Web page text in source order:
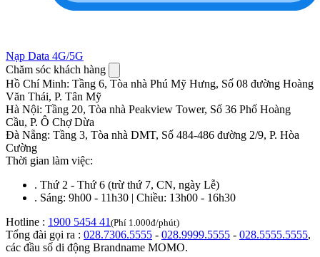
Nạp Data 4G/5G
Chăm sóc khách hàng
Hồ Chí Minh: Tầng 6, Tòa nhà Phú Mỹ Hưng, Số 08 đường Hoàng
Văn Thái, P. Tân Mỹ
Hà Nội: Tầng 20, Tòa nhà Peakview Tower, Số 36 Phố Hoàng
Cầu, P. Ô Chợ Dừa
Đà Nẵng: Tầng 3, Tòa nhà DMT, Số 484-486 đường 2/9, P. Hòa
Cường
Thời gian làm việc:
. Thứ 2 - Thứ 6 (trừ thứ 7, CN, ngày Lễ)
. Sáng: 9h00 - 11h30 | Chiều: 13h00 - 16h30
Hotline : 1900 5454 41(Phí 1.000đ/phút)
Tổng đài gọi ra : 028.7306.5555 - 028.9999.5555 - 028.5555.5555,
các đầu số di động Brandname MOMO.